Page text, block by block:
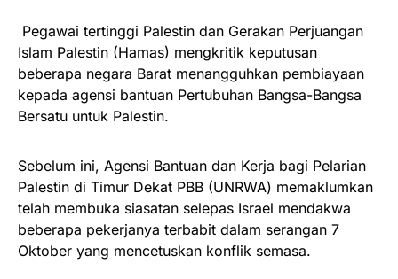
Pegawai tertinggi Palestin dan Gerakan Perjuangan
Islam Palestin (Hamas) mengkritik keputusan
beberapa negara Barat menangguhkan pembiayaan
kepada agensi bantuan Pertubuhan Bangsa-Bangsa
Bersatu untuk Palestin.
Sebelum ini, Agensi Bantuan dan Kerja bagi Pelarian
Palestin di Timur Dekat PBB (UNRWA) memaklumkan
telah membuka siasatan selepas Israel mendakwa
beberapa pekerjanya terbabit dalam serangan 7
Oktober yang mencetuskan konflik semasa.